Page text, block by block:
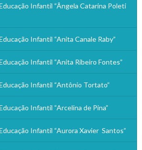
Infantil “Ângela Catarina Poleti
Infantil “Anita Canale Raby”
Infantil “Anita Ribeiro Fontes”
Infantil “Antônio Tortato”
Infantil “Arcelina de Pina”
Infantil “Aurora Xavier Santos”